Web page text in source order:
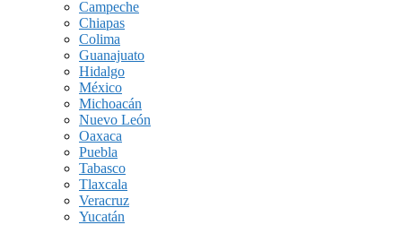
Campeche
Chiapas
Colima
Guanajuato
Hidalgo
México
Michoacán
Nuevo León
Oaxaca
Puebla
Tabasco
Tlaxcala
Veracruz
Yucatán